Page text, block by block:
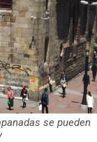
se pueden